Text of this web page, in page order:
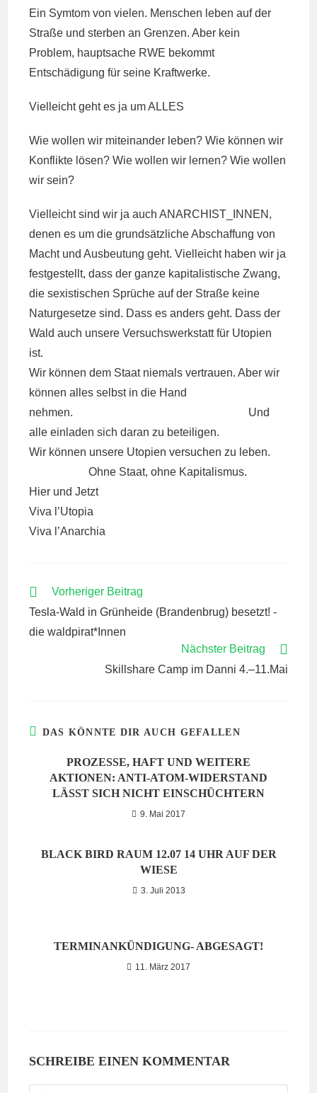
Ein Symtom von vielen. Menschen leben auf der
Straße und sterben an Grenzen. Aber kein
Problem, hauptsache RWE bekommt
Entschädigung für seine Kraftwerke.
Vielleicht geht es ja um ALLES
Wie wollen wir miteinander leben? Wie können wir
Konflikte lösen? Wie wollen wir lernen? Wie wollen
wir sein?
Vielleicht sind wir ja auch ANARCHIST_INNEN,
denen es um die grundsätzliche Abschaffung von
Macht und Ausbeutung geht. Vielleicht haben wir ja
festgestellt, dass der ganze kapitalistische Zwang,
die sexistischen Sprüche auf der Straße keine
Naturgesetze sind. Dass es anders geht. Dass der
Wald auch unsere Versuchswerkstatt für Utopien
ist.
Wir können dem Staat niemals vertrauen. Aber wir
können alles selbst in die Hand
nehmen. Und
alle einladen sich daran zu beteiligen.
Wir können unsere Utopien versuchen zu leben.
Ohne Staat, ohne Kapitalismus.
Hier und Jetzt
Viva l’Utopia
Viva l’Anarchia
WEITERE
ANSEHEN
Vorheriger Beitrag
Tesla-Wald in Grünheide (Brandenbrug) besetzt! -
die waldpirat*Innen
Nächster Beitrag
Skillshare Camp im Danni 4.–11.Mai
DAS KÖNNTE DIR AUCH GEFALLEN
PROZESSE, HAFT UND WEITERE
AKTIONEN: ANTI-ATOM-WIDERSTAND
LÄSST SICH NICHT EINSCHÜCHTERN
9. Mai 2017
BLACK BIRD RAUM 12.07 14 UHR AUF DER
WIESE
3. Juli 2013
TERMINANKÜNDIGUNG- ABGESAGT!
11. März 2017
SCHREIBE EINEN KOMMENTAR